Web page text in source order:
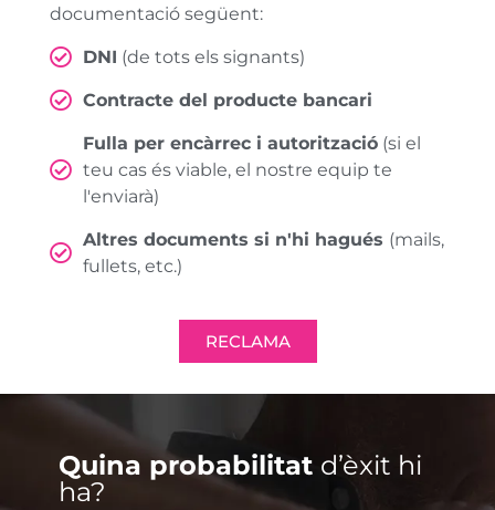
documentació següent:
DNI (de tots els signants)
Contracte del producte bancari
Fulla per encàrrec i autorització(si el
teu cas és viable, el nostre equip te
l'enviarà)
Altres documents si n'hi hagués (mails,
fullets, etc.)
RECLAMA
Quina probabilitat d’èxit hi
ha?